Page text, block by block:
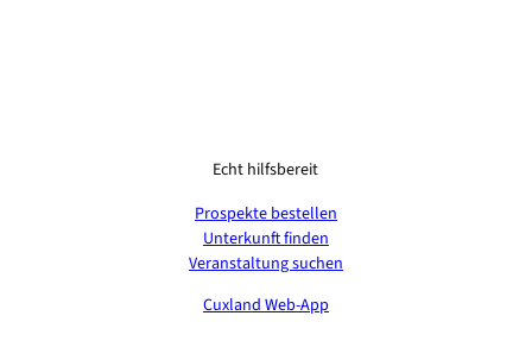
Echt hilfsbereit
Prospekte bestellen
Unterkunft finden
Veranstaltung suchen
Cuxland Web-App